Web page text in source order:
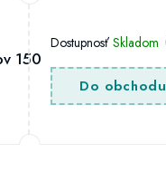
150
DostupnosťSkladom
Do obchodu